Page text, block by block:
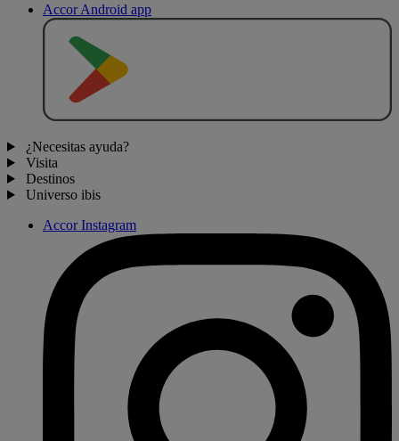
Accor Android app
¿Necesitas ayuda?
Visita
Destinos
Universo ibis
Accor Instagram